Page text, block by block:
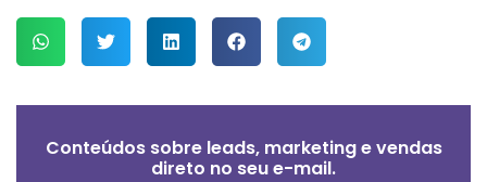
Conteúdos sobre leads, marketing e vendas
direto no seu e-mail.